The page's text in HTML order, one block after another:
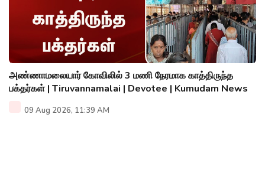
அண்ணாமலையார் கோவிலில் 3 மணி நேரமாக காத்திருந்த
பக்தர்கள் | Tiruvannamalai | Devotee | Kumudam News
09 Aug 2026, 11:39 AM